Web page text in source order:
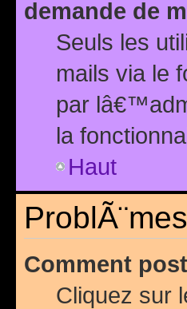
demande de
Seuls les
mails via le
par
la
Haut
Comment
Cliquez sur